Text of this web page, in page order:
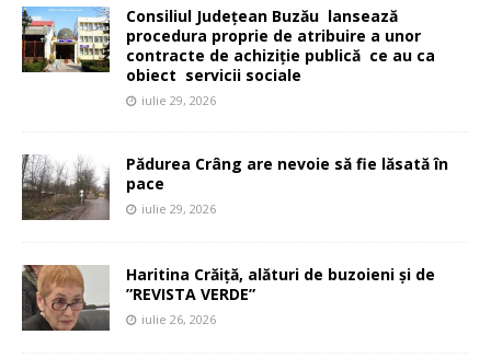
Consiliul Județean Buzău lansează
procedura proprie de atribuire a unor
contracte de achiziție publică ce au ca
obiect servicii sociale
iulie 29, 2026
Pădurea Crâng are nevoie să fie lăsată în
pace
iulie 29, 2026
Haritina Crăiță, alături de buzoieni și de
”REVISTA VERDE”
iulie 26, 2026